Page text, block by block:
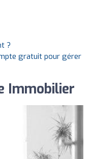
?
gratuit pour gérer
Immobilier